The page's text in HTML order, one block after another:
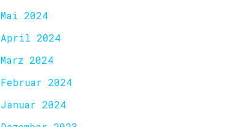
Mai 2024
April 2024
März 2024
Februar 2024
Januar 2024